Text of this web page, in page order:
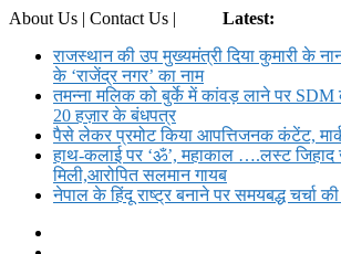
About Us | Contact Us |
Latest:
राजस्थान की उप मुख्यमंत्री दिया कुमारी के
के ‘राजेंद्र नगर’ का नाम
तमन्ना मलिक को बुर्के में कांवड़ लाने पर SDM
20 हज़ार के बंधपत्र
पैसे लेकर प्रमोट क‍िया आपत्तिजनक कंटेंट,
हाथ-कलाई पर ‘ॐ’, महाकाल ….लस्ट जिहाद
मिली,आरोपित सलमान गायब
नेपाल के हिंदू राष्ट्र बनाने पर समयबद्ध चर्चा की